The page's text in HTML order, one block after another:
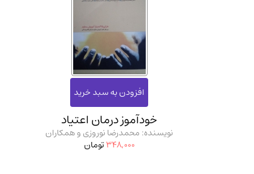
خودآموز درمان اعتیاد
نویسنده: محمدرضا نوروزی و همکاران
348,000تومان